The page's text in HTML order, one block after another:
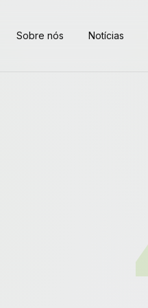
Sobre nós Notícias